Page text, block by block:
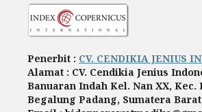
Penerbit : CV. CENDIKIA JENIUS
Alamat : CV. Cendikia Jenius
Banuaran Indah Kel. Nan XX, Kec.
Begalung Padang, Sumatera